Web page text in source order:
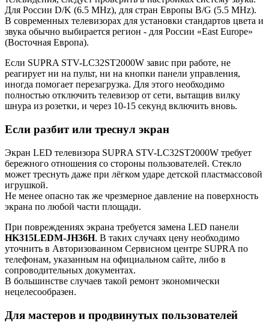
Для России D/K (6.5 MHz), для стран Европы B/G (5.5 MHz).
В современных телевизорах для установки стандартов цвета и
звука обычно выбирается регион - для России «East Europe»
(Восточная Европа).
Если SUPRA STV-LC32ST2000W завис при работе, не
реагирует ни на пульт, ни на кнопки панели управления,
иногда помогает перезагрузка. Для этого необходимо
полностью отключить телевизор от сети, вытащив вилку
шнура из розетки, и через 10-15 секунд включить вновь.
Если разбит или треснул экран
Экран LED телевизора SUPRA STV-LC32ST2000W требует
бережного отношения со стороны пользователей. Стекло
может треснуть даже при лёгком ударе детской пластмассовой
игрушкой.
Не менее опасно так же чрезмерное давление на поверхность
экрана по любой части площади.
При повреждениях экрана требуется замена LED панели
HK315LEDM-JH36H. В таких случаях цену необходимо
уточнить в Авторизованном Сервисном центре SUPRA по
телефонам, указанным на официальном сайте, либо в
сопроводительных документах.
В большинстве случаев такой ремонт экономически
нецелесообразен.
Для мастеров и продвинутых пользователей